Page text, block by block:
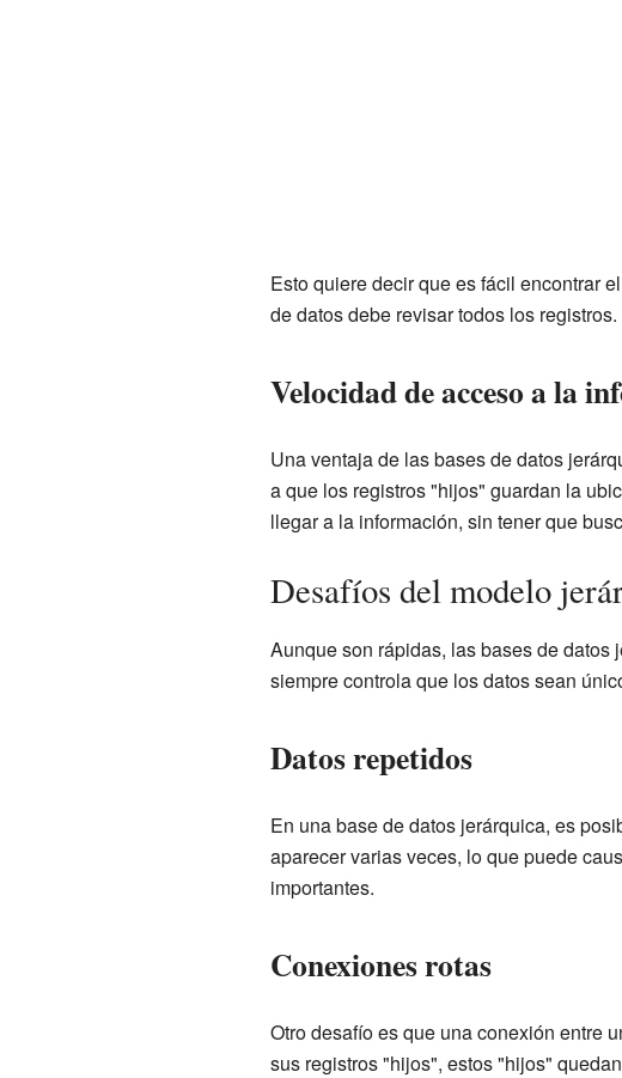
Esto quiere decir que es fácil encontrar
de datos debe revisar todos los registros.
Velocidad de acceso a la
Una ventaja de las bases de datos
a que los registros "hijos" guardan la
llegar a la información, sin tener que
Desafíos del modelo
Aunque son rápidas, las bases de
siempre controla que los datos sean
Datos repetidos
En una base de datos jerárquica, es
aparecer varias veces, lo que puede
importantes.
Conexiones rotas
Otro desafío es que una conexión entre
sus registros "hijos", estos "hijos"